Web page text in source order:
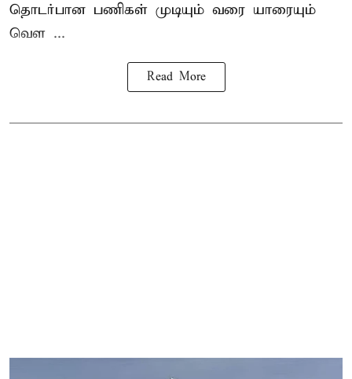
தொடர்பான பணிகள் முடியும் வரை யாரையும்
வெள ...
Read More